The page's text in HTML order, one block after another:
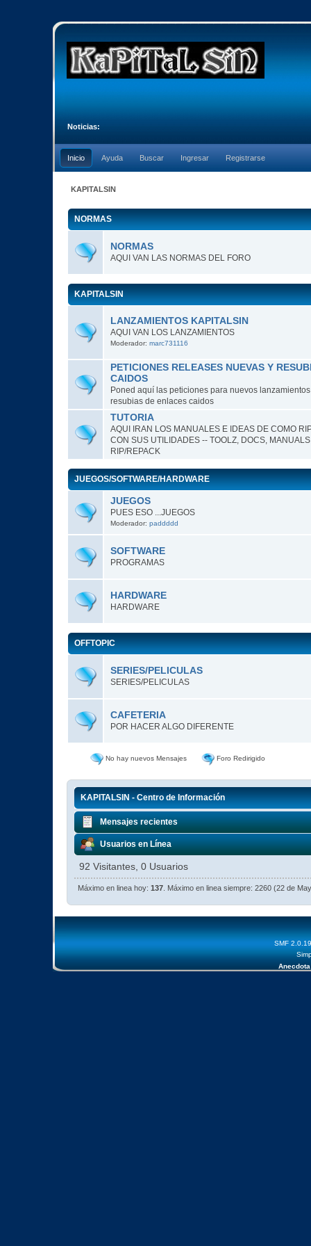
Noticias:
Inicio Ayuda Buscar Ingresar Registrarse
KAPITALSIN
NORMAS
NORMAS
AQUI VAN LAS NORMAS DEL FORO
KAPITALSIN
LANZAMIENTOS KAPITALSIN
AQUI VAN LOS LANZAMIENTOS
Moderador: marc731116
PETICIONES RELEASES NUEVAS Y
CAIDOS
Poned aquí las peticiones para nuevos
resubias de enlaces caidos
TUTORIA
AQUI IRAN LOS MANUALES E IDEAS DE COMO
CON SUS UTILIDADES -- TOOLZ, DOCS,
RIP/REPACK
JUEGOS/SOFTWARE/HARDWARE
JUEGOS
PUES ESO ...JUEGOS
Moderador: paddddd
SOFTWARE
PROGRAMAS
HARDWARE
HARDWARE
OFFTOPIC
SERIES/PELICULAS
SERIES/PELICULAS
CAFETERIA
POR HACER ALGO DIFERENTE
No hay nuevos Mensajes Foro Redirigido
KAPITALSIN - Centro de Información
Mensajes recientes
Usuarios en Línea
92 Visitantes, 0 Usuarios
Máximo en linea hoy:137 . Máximo en linea siempre: 2260 (22 de
SMF 2.0.19
Anecdota